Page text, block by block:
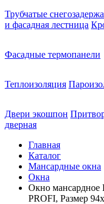
Трубчатые
и фасадная лестница
Фасадные термопанели
Теплоизоляция
Двери экошпон
дверная
Главная
Каталог
Мансардные окна
Окна
Окно
PROFI, Размер